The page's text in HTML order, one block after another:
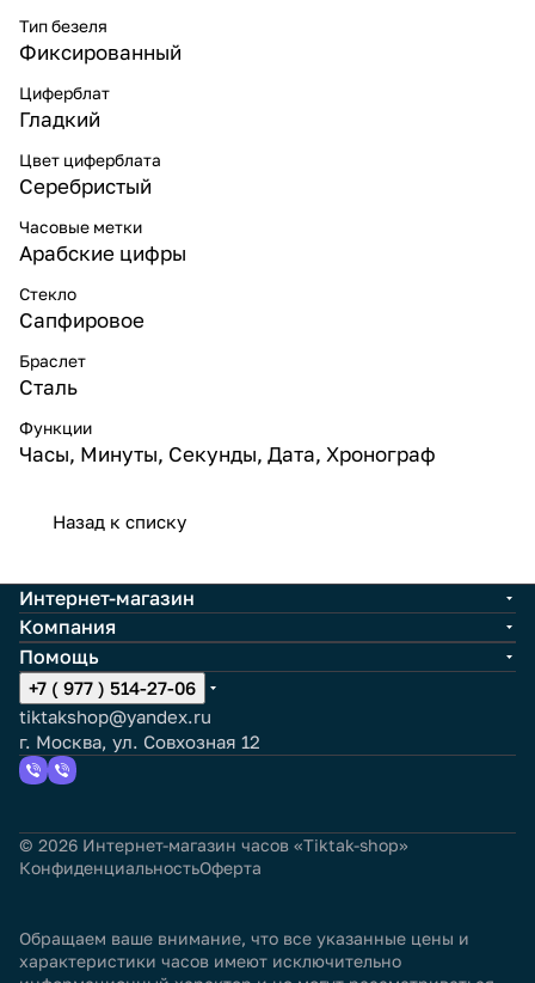
Тип безеля
Фиксированный
Циферблат
Гладкий
Цвет циферблата
Серебристый
Часовые метки
Арабские цифры
Стекло
Сапфировое
Браслет
Сталь
Функции
Часы, Минуты, Секунды, Дата, Хронограф
Назад к списку
Интернет-магазин
Компания
Помощь
+7 ( 977 ) 514-27-06
tiktakshop@yandex.ru
г. Москва, ул. Совхозная 12
© 2026 Интернет-магазин часов «Tiktak-shop»
КонфиденциальностьОферта
Обращаем ваше внимание, что все указанные цены и
характеристики часов имеют исключительно